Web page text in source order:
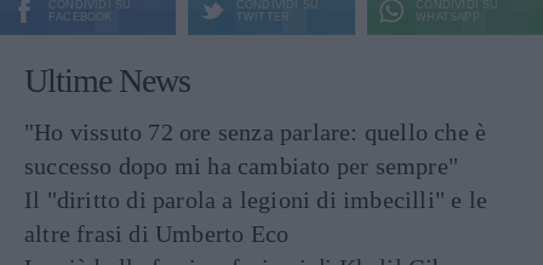
CONDIVIDI SU
FACEBOOK
CONDIVIDI SU
TWITTER
CONDIVIDI SU
WHATSAPP
Ultime News
"Ho vissuto 72 ore senza parlare: quello che è
successo dopo mi ha cambiato per sempre"
Il "diritto di parola a legioni di imbecilli" e le
altre frasi di Umberto Eco